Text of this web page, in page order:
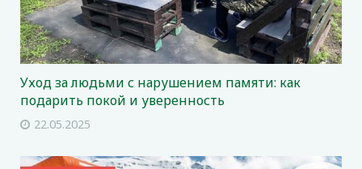
Уход за людьми с нарушением памяти: как
подарить покой и уверенность
22.05.2025